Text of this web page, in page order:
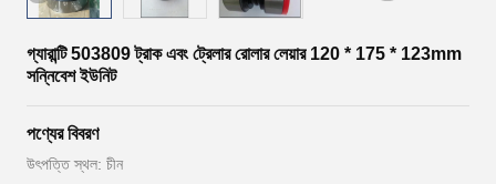
গ্যারান্টি 503809 ট্রাক এবং ট্রেলার রোলার লেয়ার 120 * 175 * 123mm
সন্নিবেশ ইউনিট
পণ্যের বিবরণ
উৎপত্তি স্থল: চীন